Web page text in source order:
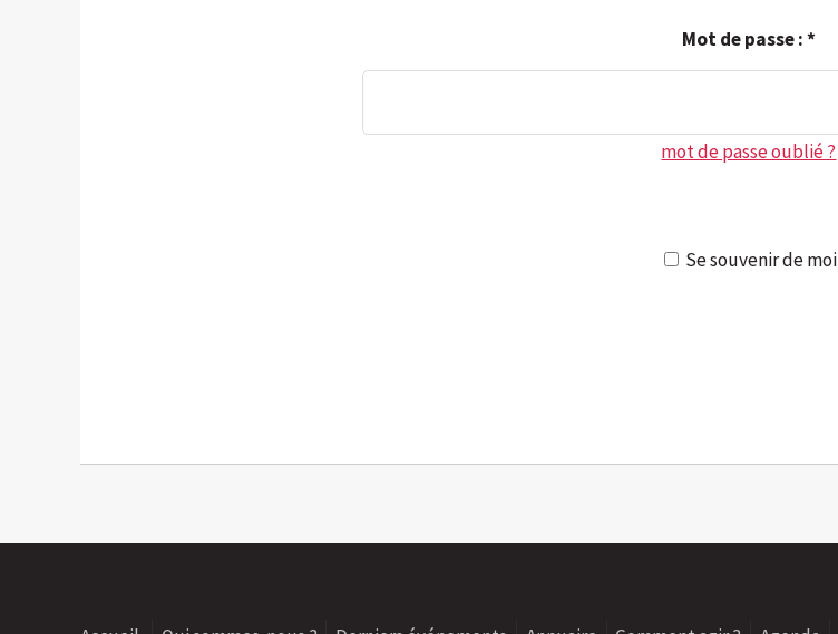
Mot de passe :*
mot de passe oublié ?
Se souvenir de moi